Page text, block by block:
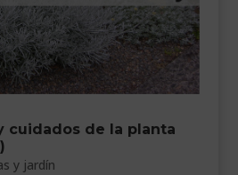
cuidados de la planta
y jardín